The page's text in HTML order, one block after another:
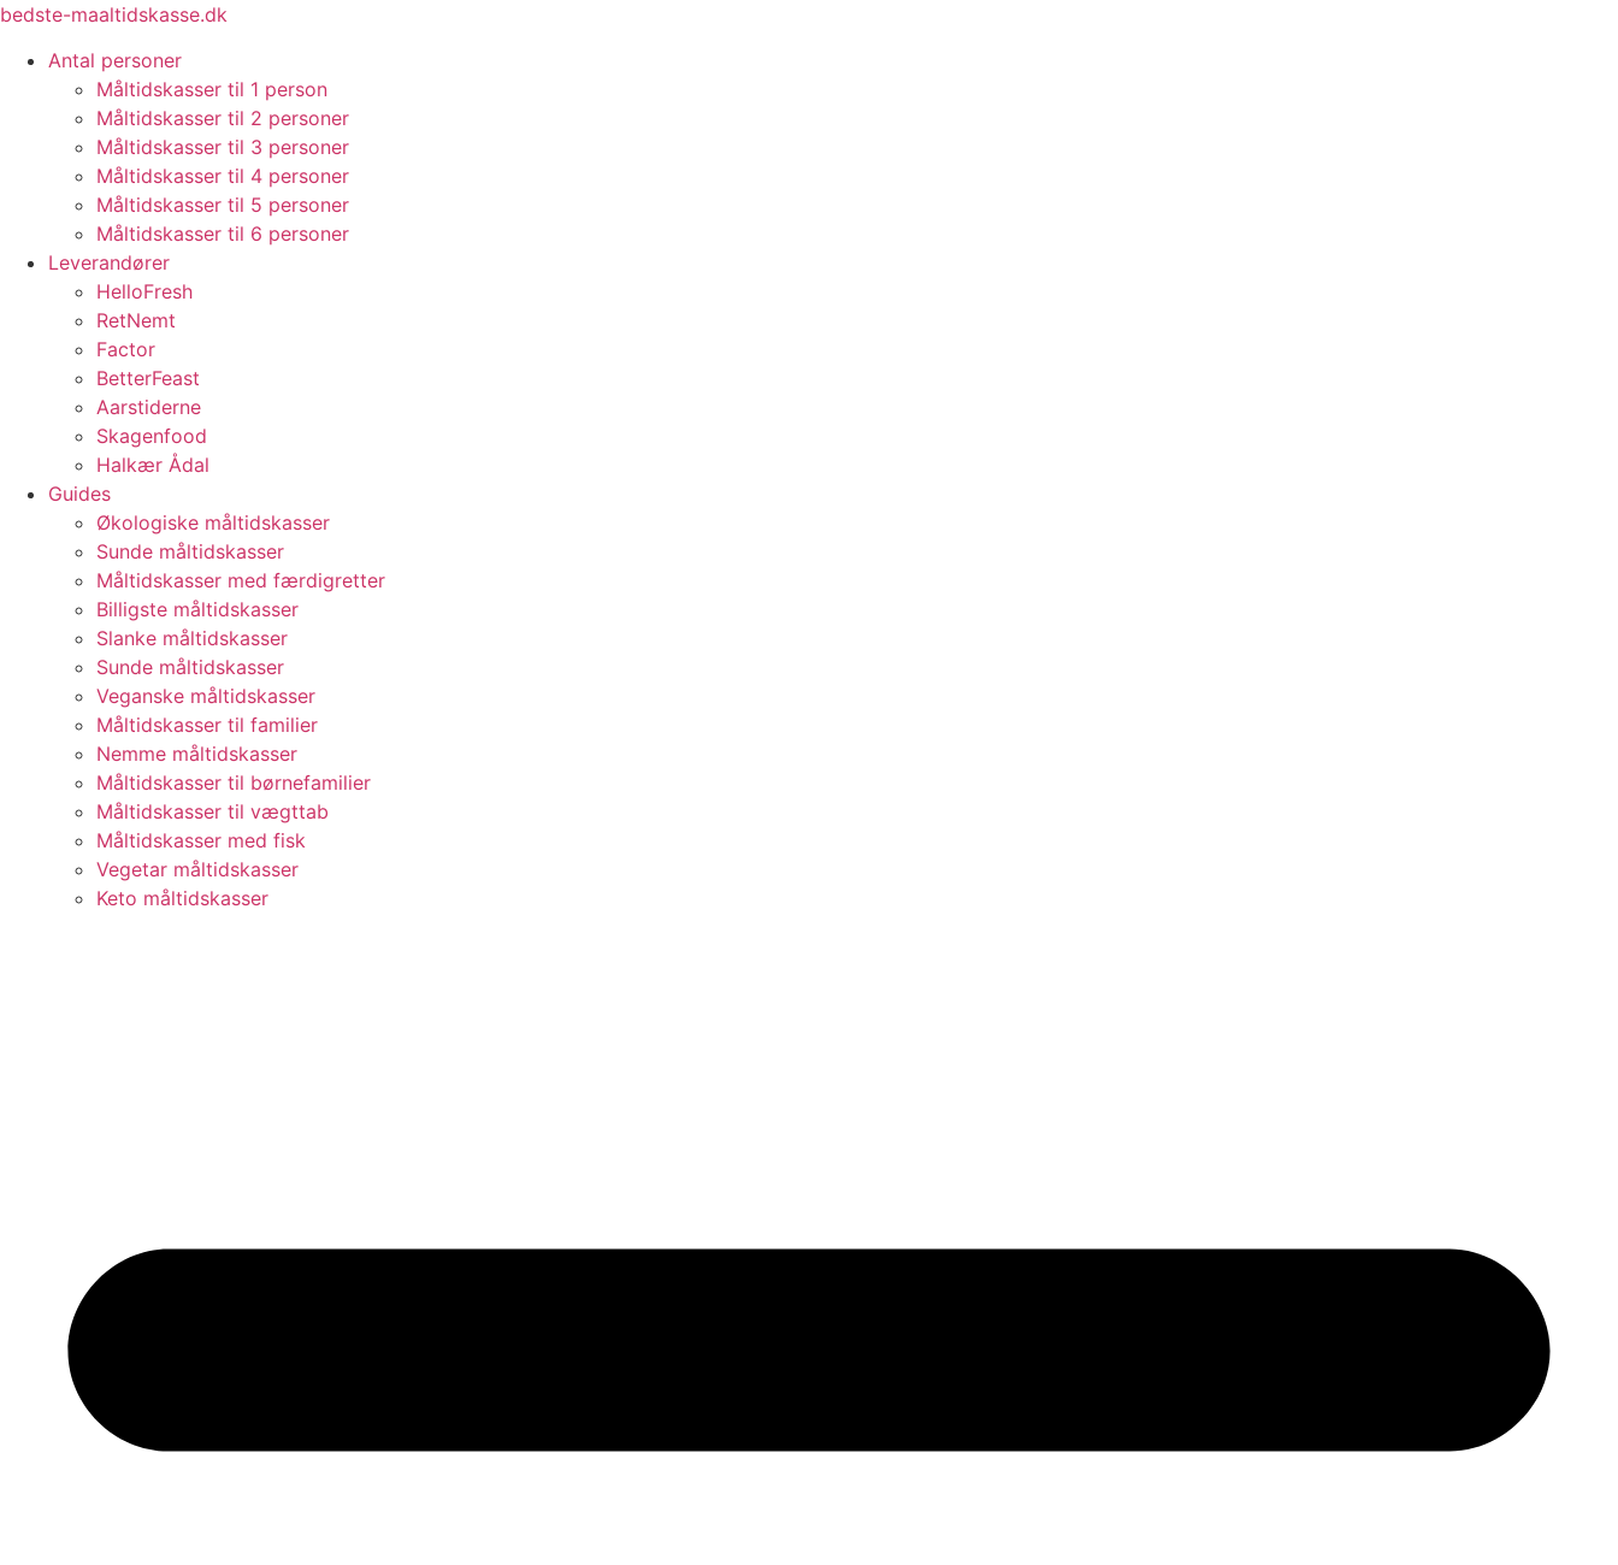
Videre
indhold
bedste-maaltidskasse.dk
Antal personer
Måltidskasser til 1 person
Måltidskasser til 2 personer
Måltidskasser til 3 personer
Måltidskasser til 4 personer
Måltidskasser til 5 personer
Måltidskasser til 6 personer
Leverandører
HelloFresh
RetNemt
Factor
BetterFeast
Aarstiderne
Skagenfood
Halkær Ådal
Guides
Økologiske måltidskasser
Sunde måltidskasser
Måltidskasser med færdigretter
Billigste måltidskasser
Slanke måltidskasser
Sunde måltidskasser
Veganske måltidskasser
Måltidskasser til familier
Nemme måltidskasser
Måltidskasser til børnefamilier
Måltidskasser til vægttab
Måltidskasser med fisk
Vegetar måltidskasser
Keto måltidskasser